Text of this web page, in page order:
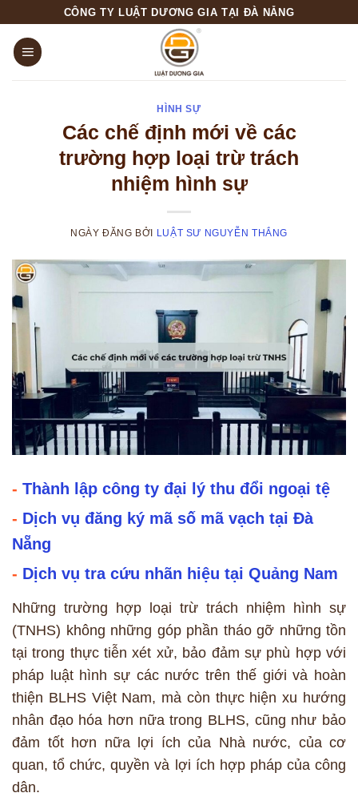
content
CÔNG TY LUẬT DƯƠNG GIA TẠI ĐÀ NẴNG
HÌNH SỰ
Các chế định mới về các
trường hợp loại trừ trách
nhiệm hình sự
NGÀY ĐĂNG BỞI LUẬT SƯ NGUYỄN THẮNG
- Thành lập công ty đại lý thu đổi ngoại tệ
- Dịch vụ đăng ký mã số mã vạch tại Đà
Nẵng
- Dịch vụ tra cứu nhãn hiệu tại Quảng Nam
Những trường hợp loại trừ trách nhiệm hình sự
(TNHS) không những góp phần tháo gỡ những tồn
tại trong thực tiễn xét xử, bảo đảm sự phù hợp với
pháp luật hình sự các nước trên thế giới và hoàn
thiện BLHS Việt Nam, mà còn thực hiện xu hướng
nhân đạo hóa hơn nữa trong BLHS, cũng như bảo
đảm tốt hơn nữa lợi ích của Nhà nước, của cơ
quan, tổ chức, quyền và lợi ích hợp pháp của công
dân.